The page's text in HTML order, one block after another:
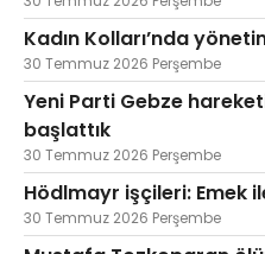
Kadın Kolları’nda
30 Temmuz 2026 Perşembe
Yeni Parti Gebze
başlattık
30 Temmuz 2026 Perşembe
Hödlmayr işçileri: Emek
30 Temmuz 2026 Perşembe